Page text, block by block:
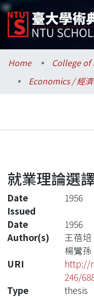
Communities &
Research Outputs
Statistics
Home
Economics / 經
就業理論選
Date
Issued
1956
Date
1956
Author(s)
王蓓培
楊鸞孫
URI
http://
246/
Type
thesis